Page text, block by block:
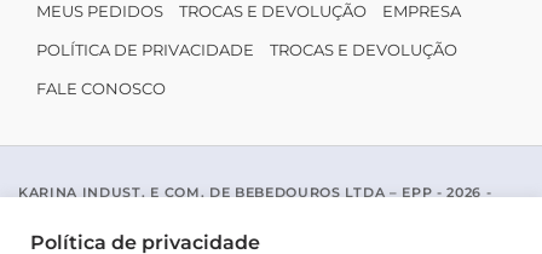
MEUS PEDIDOS TROCAS E DEVOLUÇÃO EMPRESA
POLÍTICA DE PRIVACIDADE TROCAS E DEVOLUÇÃO
FALE CONOSCO
KARINA INDUST. E COM. DE BEBEDOUROS LTDA – EPP - 2026 -
DO RIO PRETO / SP - CEP 15077-456
Política de privacidade